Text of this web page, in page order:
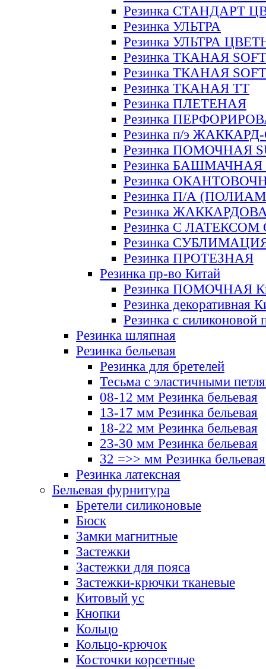
Резинка СТАНДАРТ
Резинка УЛЬТРА
Резинка УЛЬТРА
Резинка ТКАНАЯ SOFT
Резинка ТКАНАЯ
Резинка ТКАНАЯ ТТ
Резинка ПЛЕТЕНАЯ
Резинка
Резинка п/э
Резинка ПОМОЧНАЯ
Резинка БАШМАЧНАЯ
Резинка
Резинка П/А
Резинка
Резинка С ЛАТЕКСОМ
Резинка
Резинка ПРОТЕЗНАЯ
Резинка пр-во Китай
Резинка ПОМОЧНАЯ
Резинка декоративная
Резинка с силиконовой
Резинка шляпная
Резинка бельевая
Резинка для бретелей
Тесьма с эластичными
08-12 мм Резинка бельевая
13-17 мм Резинка бельевая
18-22 мм Резинка бельевая
23-30 мм Резинка бельевая
32 =>> мм Резинка бельевая
Резинка латексная
Бельевая фурнитура
Бретели силиконовые
Бюск
Замки магнитные
Застежки
Застежки для пояса
Застежки-крючки тканевые
Китовый ус
Кнопки
Кольцо
Кольцо-крючок
Косточки корсетные